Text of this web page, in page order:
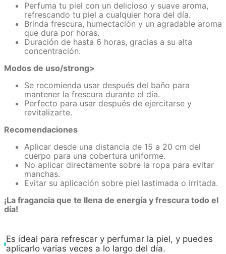
Perfuma tu piel con un delicioso y suave aroma,
refrescando tu piel a cualquier hora del día.
Brinda frescura, humectación y un agradable aroma
que dura por horas.
Duración de hasta 6 horas, gracias a su alta
concentración.
Modos de uso/strong>
Se recomienda usar después del baño para
mantener la frescura durante el día.
Perfecto para usar después de ejercitarse y
revitalizarte.
Recomendaciones
Aplicar desde una distancia de 15 a 20 cm del
cuerpo para una cobertura uniforme.
No aplicar directamente sobre la ropa para evitar
manchas.
Evitar su aplicación sobre piel lastimada o irritada.
¡La fragancia que te llena de energía y frescura todo el
día!
Es ideal para refrescar y perfumar la piel, y puedes
aplicarlo varias veces a lo largo del día.